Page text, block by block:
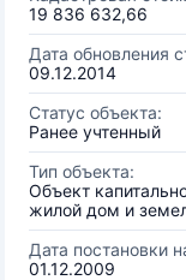
19 836 632,66
Дата обновления
09.12.2014
Статус объекта:
Ранее учтенный
Тип объекта:
Объект
жилой дом и
Дата постановки
01.12.2009